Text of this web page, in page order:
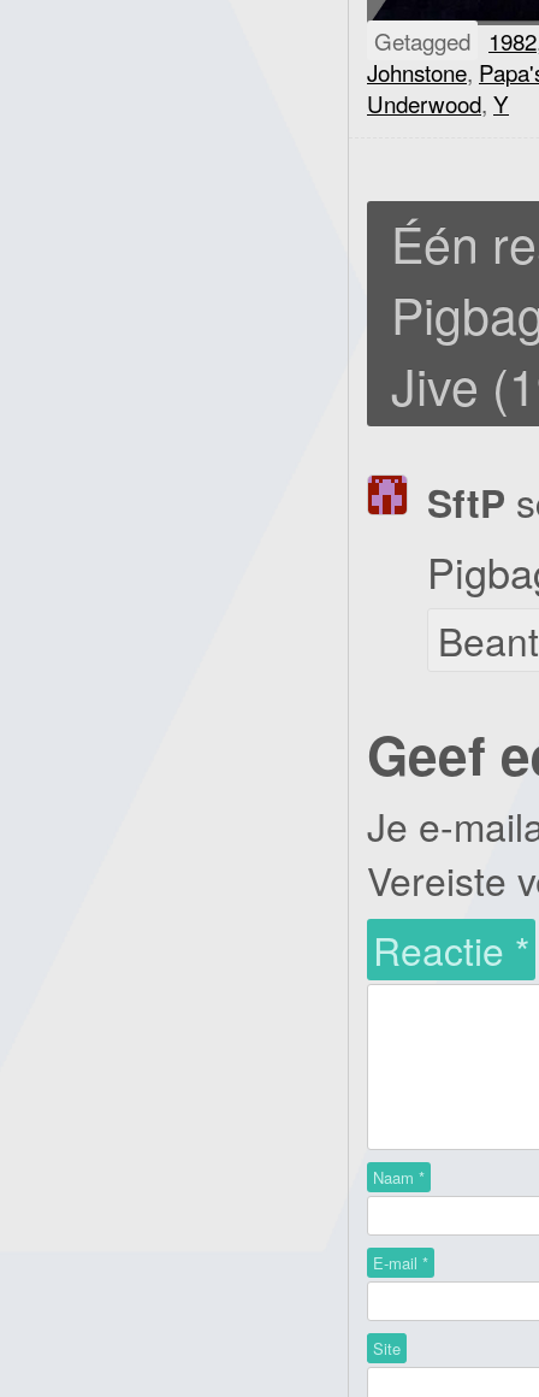
Getagged 1982
Johnstone,
Underwood, Y
Één
Jive
SftP
Geef
Je e-
Vereiste
Reactie *
Naam *
E-mail *
Site